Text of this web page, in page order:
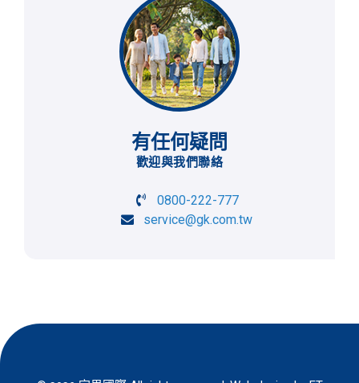
有任何疑問
歡迎與我們聯絡
0800-222-777
service@gk.com.tw